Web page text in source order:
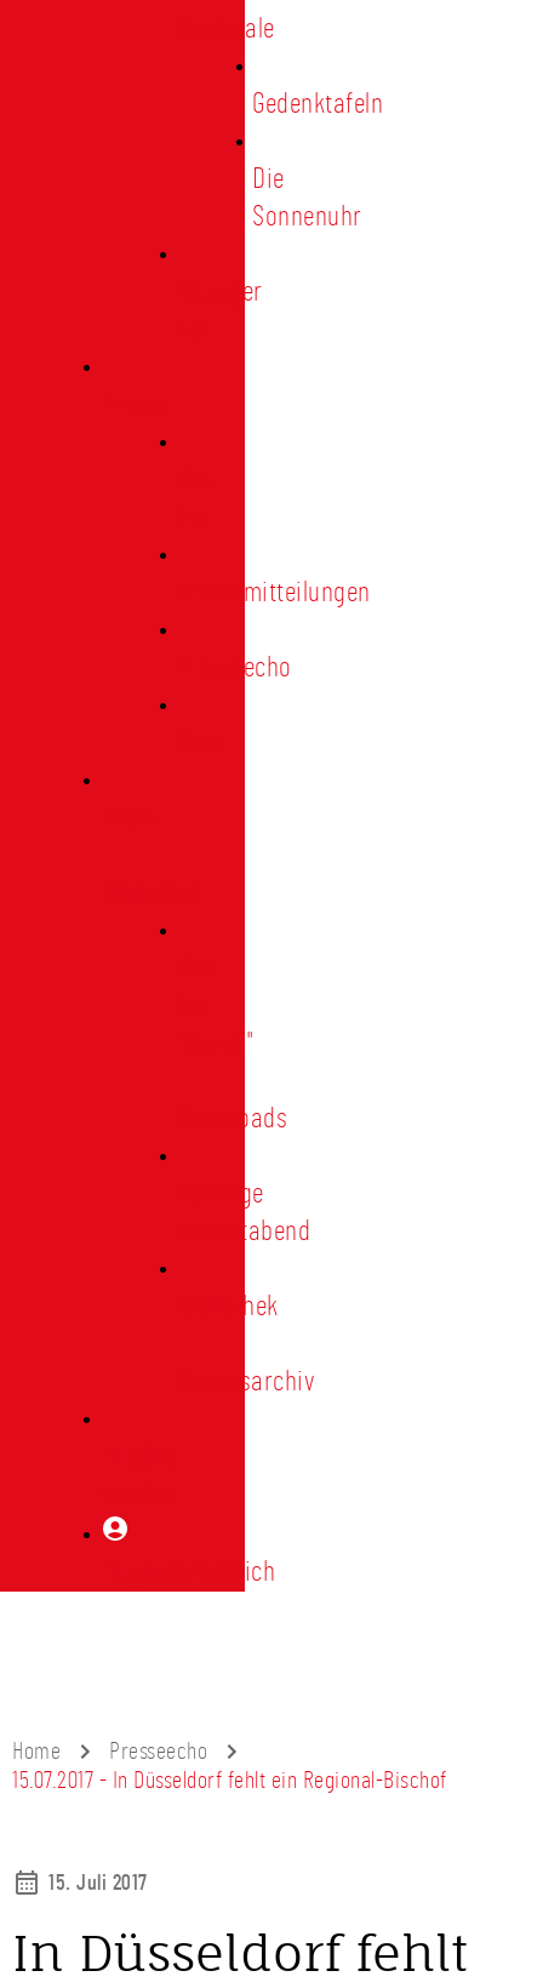
Denkmale
Gedenktafeln
Die
Sonnenuhr
Ratinger
Pressemitteilungen
Presseecho
"digital"
Downloads
Vorträge
Heimatabend
Bibliothek
Vereinsarchiv
Mitgliederbereich
Home
Presseecho
15.07.2017 - In Düsseldorf fehlt ein Regional-Bischof
15. Juli 2017
In Düsseldorf fehlt